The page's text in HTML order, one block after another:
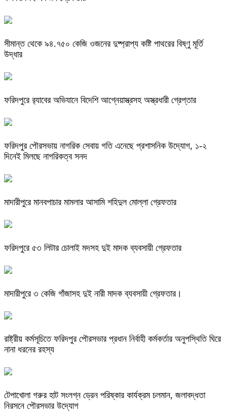
সীমান্ত থেকে ৯৪.৭৫০ কেজি ওজনের দুষ্প্রাপ্য কষ্টি পাথরের বিষ্ণু মূর্তি
উদ্ধার
ফরিদপুরে র‌্যাবের অভিযানে বিদেশি আগ্নেয়াস্ত্রসহ অস্ত্রধারী গ্রেপ্তার
ফরিদপুর পৌরসভায় নাগরিক সেবায় গতি এনেছে প্রশাসনিক উদ্যোগ, ১-২
দিনেই মিলছে নাগরিকত্ব সনদ
মাদারীপুরে মানবপাচার মামলার আসামি শহিদুল মোল্লা গ্রেফতার
ফরিদপুরে ৫৩ লিটার চোলাই মদসহ দুই মাদক ব্যবসায়ী গ্রেফতার
মাদারীপুরে ৩ কেজি গাঁজাসহ দুই নারী মাদক ব্যবসায়ী গ্রেফতার।
রাষ্ট্রীয় কর্মসূচিতে ফরিদপুর পৌরসভার প্রধান নির্বাহী কর্মকর্তার অনুপস্থিতি ঘিরে
নানা ধরনের রহস্য
টেপাখোলা গরুর হাট সংলগ্ন ড্রেন পরিষ্কার কার্যক্রম চলমান, জলাবদ্ধতা
নিরসনে পৌরসভার উদ্যোগ